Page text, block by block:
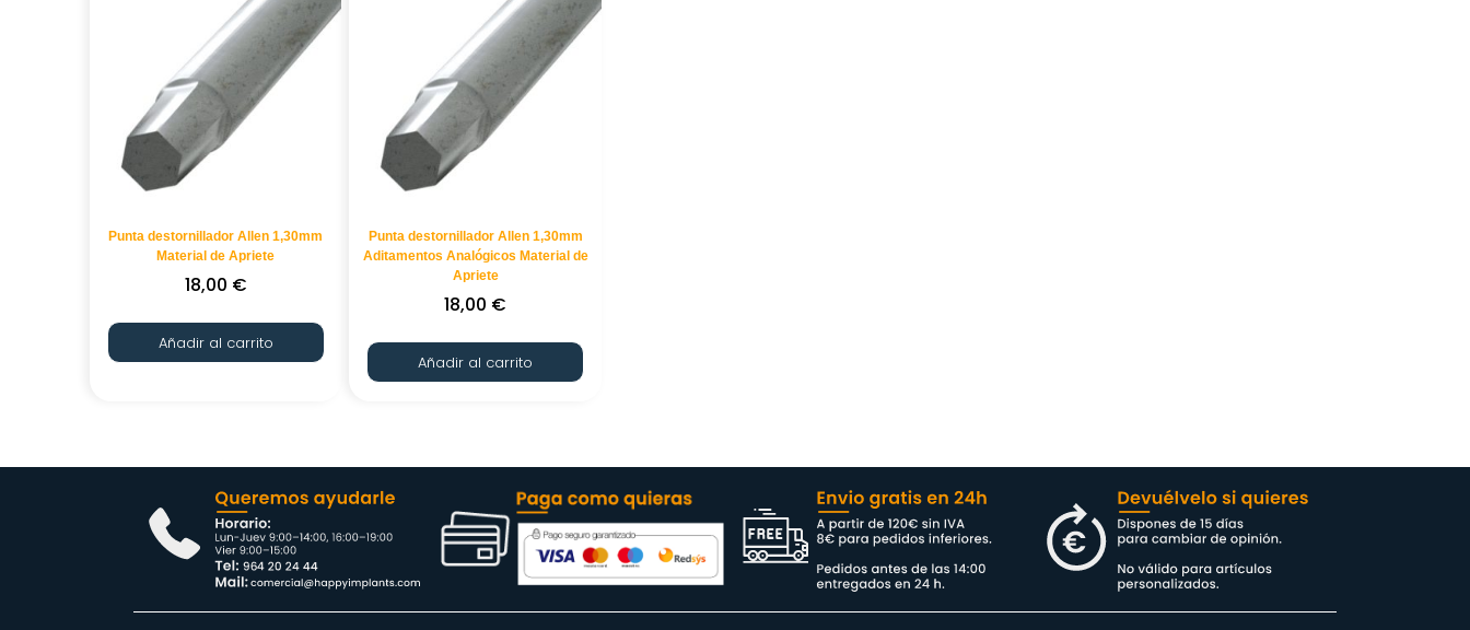
Punta destornillador Allen 1,30mm
Material de Apriete
18,00 €
Añadir al carrito
Punta destornillador Allen 1,30mm
Aditamentos Analógicos Material de
Apriete
18,00 €
Añadir al carrito